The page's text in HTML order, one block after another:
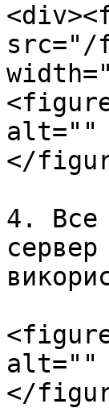
src="/
alt=""
</
4. Все
alt=""
</